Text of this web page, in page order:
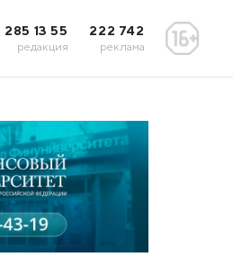
285 13 55
редакция
222 742
реклама